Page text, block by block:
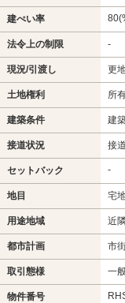
建ぺい率
法令上の制限 -
現況/引渡し 更
土地権利 所
建築条件 建
接道状況 接
セットバック -
地目 宅
用途地域 近
都市計画 市
取引態様 一
物件番号